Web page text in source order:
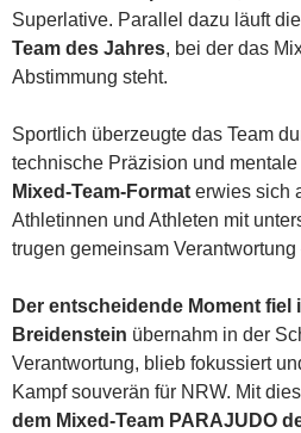
Superlative. Parallel dazu läuft die
Team des Jahres, bei der das
Abstimmung steht.
Sportlich überzeugte das Team
technische Präzision und
Mixed-Team-Format erwies sich
Athletinnen und Athleten mit
trugen gemeinsam
Der entscheidende Moment fiel
Breidenstein übernahm in der
Verantwortung, blieb fokussiert
Kampf souverän für NRW. Mit
dem Mixed-Team PARAJUDO